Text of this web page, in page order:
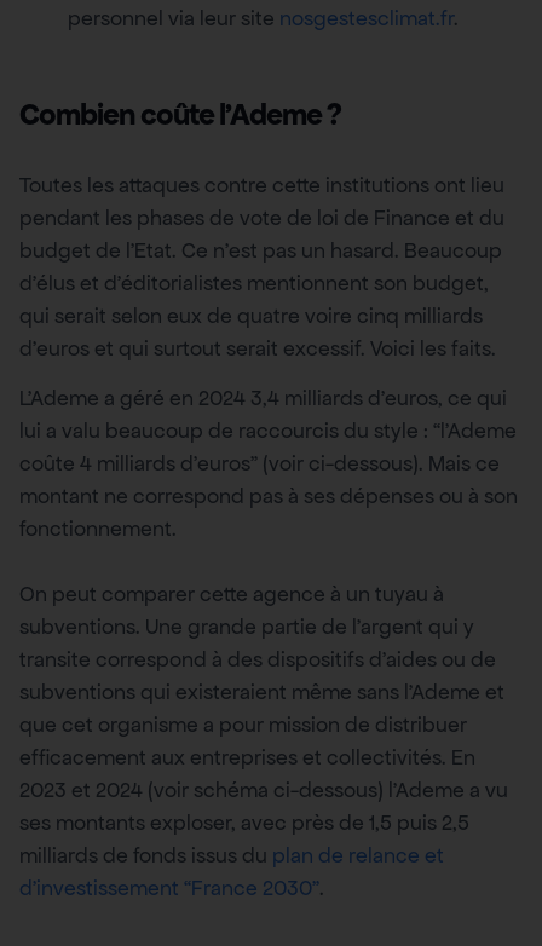
personnel via leur site nosgestesclimat.fr.
Combien coûte l’Ademe ?
Toutes les attaques contre cette institutions ont lieu
pendant les phases de vote de loi de Finance et du
budget de l’Etat. Ce n’est pas un hasard. Beaucoup
d’élus et d’éditorialistes mentionnent son budget,
qui serait selon eux de quatre voire cinq milliards
d’euros et qui surtout serait excessif. Voici les faits.
L’Ademe a géré en 2024 3,4 milliards d’euros, ce qui
lui a valu beaucoup de raccourcis du style : “l’Ademe
coûte 4 milliards d’euros” (voir ci-dessous). Mais ce
montant ne correspond pas à ses dépenses ou à son
fonctionnement.
On peut comparer cette agence à un tuyau à
subventions. Une grande partie de l’argent qui y
transite correspond à des dispositifs d’aides ou de
subventions qui existeraient même sans l’Ademe et
que cet organisme a pour mission de distribuer
efficacement aux entreprises et collectivités. En
2023 et 2024 (voir schéma ci-dessous) l’Ademe a vu
ses montants exploser, avec près de 1,5 puis 2,5
milliards de fonds issus du plan de relance et
d’investissement “France 2030”.